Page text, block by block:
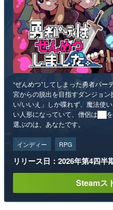
“ぜんめつ”してしまった勇者パ
宮からの脱出を目指すダンジョ
い/いいえ」しか喋れず、魔法使
い人形になっていて、僧侶は██
選ぶのは、あなたです。
インディー RPG
リリース日：2026年第4四半
Steamス